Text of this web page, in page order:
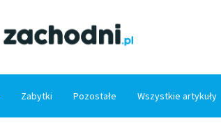
Zabytki Pozostałe Wszystkie artykuły